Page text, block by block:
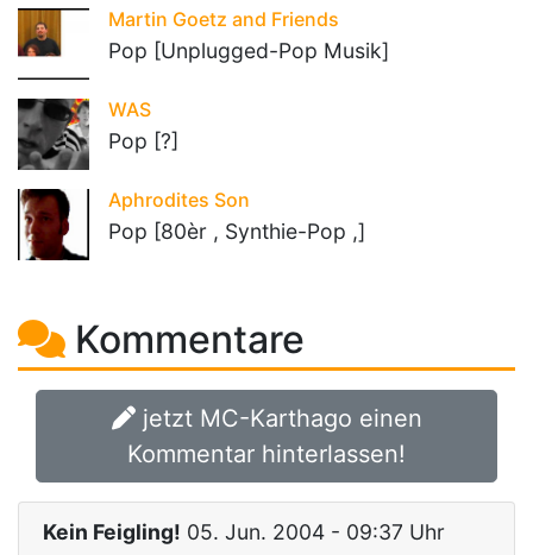
Martin Goetz and Friends
Pop [Unplugged-Pop Musik]
WAS
Pop [?]
Aphrodites Son
Pop [80èr , Synthie-Pop ,]
Kommentare
jetzt MC-Karthago einen
Kommentar hinterlassen!
Kein Feigling! 05. Jun. 2004 - 09:37 Uhr